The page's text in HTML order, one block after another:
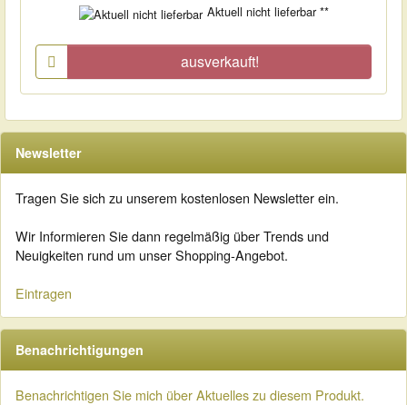
Aktuell nicht lieferbar **
ausverkauft!
Newsletter
Tragen Sie sich zu unserem kostenlosen Newsletter ein.
Wir Informieren Sie dann regelmäßig über Trends und
Neuigkeiten rund um unser Shopping-Angebot.
Eintragen
Benachrichtigungen
Benachrichtigen Sie mich über Aktuelles zu diesem Produkt.